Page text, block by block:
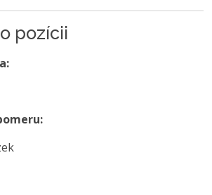
pozícii